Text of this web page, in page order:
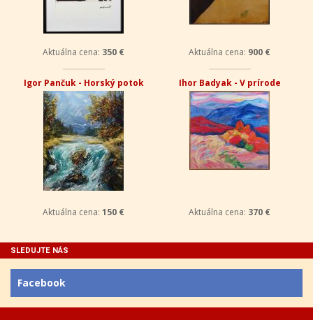
Aktuálna cena: 350 € Aktuálna cena: 900 €
Igor Pančuk - Horský potok
Aktuálna cena: 150 €
Ihor Badyak - V prírode
Aktuálna cena: 370 €
SLEDUJTE NÁS
Facebook